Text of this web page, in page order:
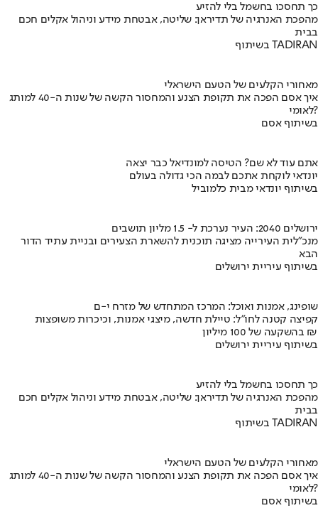
כך תחסכו בחשמל בלי להזיע
מהפכת האנרגיה של תדיראן: שליטה, אבטחת מידע וניהול אקלים חכם
בבית
בשיתוף TADIRAN
מאחורי הקלעים של הטעם הישראלי
איך אסם הפכה את תקופת הצנע והמחסור הקשה של שנות ה-40 למותג
לאומי?
בשיתוף אסם
אתם עוד לא שם? הטיסה למונדיאל כבר יצאה
יונדאי לוקחת אתכם לבמה הכי גדולה בעולם
בשיתוף יונדאי מבית כלמוביל
ירושלים 2040: העיר נערכת ל- 1.5 מליון תושבים
מנכ"לית העירייה מציגה תוכנית להשארת הצעירים ובניית עתיד הדור
הבא
בשיתוף עיריית ירושלים
שופינג, אמנות ואוכל: המרכז המתחדש של מזרח י-ם
קפיצה קטנה לחו"ל: טיילת חדשה, מיצגי אמנות, וכיכרות משופצות
בהשקעה של 100 מיליון ₪
בשיתוף עיריית ירושלים
כך תחסכו בחשמל בלי להזיע
מהפכת האנרגיה של תדיראן: שליטה, אבטחת מידע וניהול אקלים חכם
בבית
בשיתוף TADIRAN
מאחורי הקלעים של הטעם הישראלי
איך אסם הפכה את תקופת הצנע והמחסור הקשה של שנות ה-40 למותג
לאומי?
בשיתוף אסם